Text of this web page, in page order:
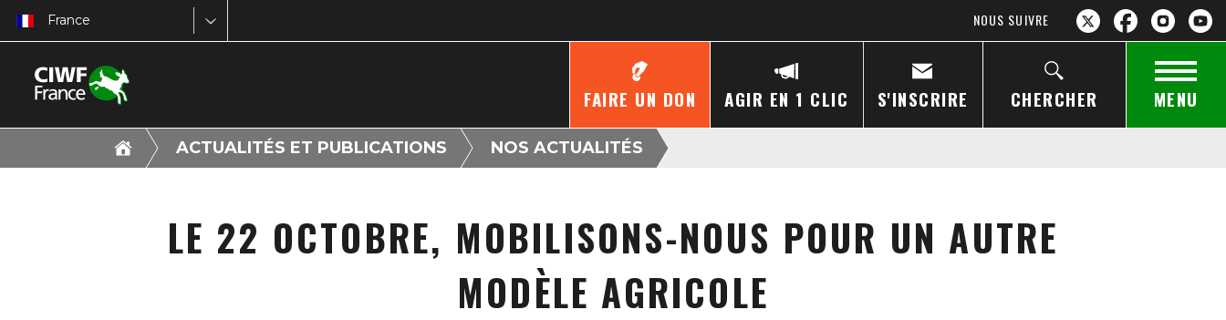
France NOUS SUIVRE
FAIRE UN DON AGIR EN 1 CLIC S'INSCRIRE CHERCHER MENU
ACTUALITÉS ET PUBLICATIONS NOS ACTUALITÉS
LE 22 OCTOBRE, MOBILISONS-NOUS POUR UN AUTRE
MODÈLE AGRICOLE